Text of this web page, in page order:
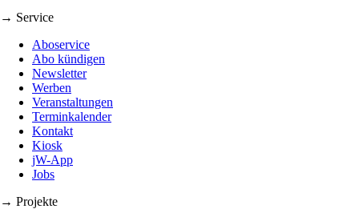
→ Service
Aboservice
Abo kündigen
Newsletter
Werben
Veranstaltungen
Terminkalender
Kontakt
Kiosk
jW-App
Jobs
→ Projekte